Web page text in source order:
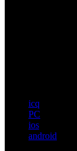
icq
PC
ios
android